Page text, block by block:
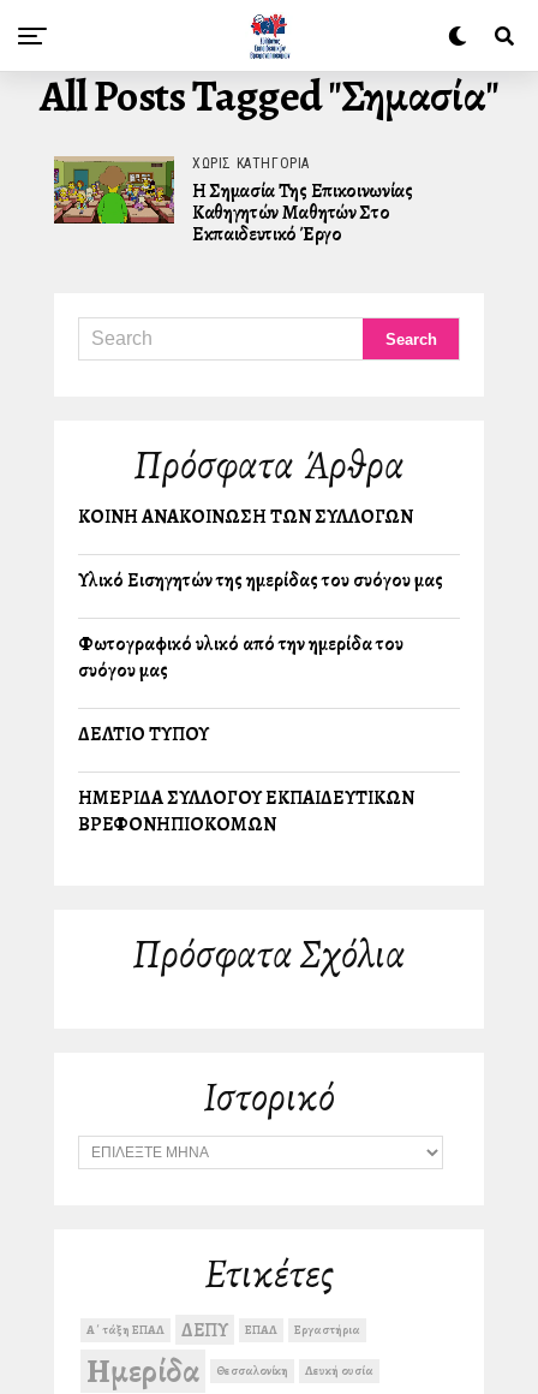
All Posts Tagged "σημασία"
ΧΩΡΊΣ ΚΑΤΗΓΟΡΊΑ
Η Σημασία Της Επικοινωνίας
Καθηγητών Μαθητών Στο
Εκπαιδευτικό Έργο
Πρόσφατα Άρθρα
ΚΟΙΝΗ ΑΝΑΚΟΙΝΩΣΗ ΤΩΝ ΣΥΛΛΟΓΩΝ
Υλικό Εισηγητών της ημερίδας του συλλόγου μας
Φωτογραφικό υλικό από την ημερίδα του
συλλόγου μας
ΔΕΛΤΙΟ ΤΥΠΟΥ
ΗΜΕΡΙΔΑ ΣΥΛΛΟΓΟΥ ΕΚΠΑΙΔΕΥΤΙΚΩΝ
ΒΡΕΦΟΝΗΠΙΟΚΟΜΩΝ
Πρόσφατα Σχόλια
Ιστορικό
Ι
σ
Ετικέτες
Α΄ τάξη ΕΠΑΛ ΔΕΠΥ ΕΠΑΛ Εργαστήρια
Ημερίδα Θεσσαλονίκη Λευκή ουσία